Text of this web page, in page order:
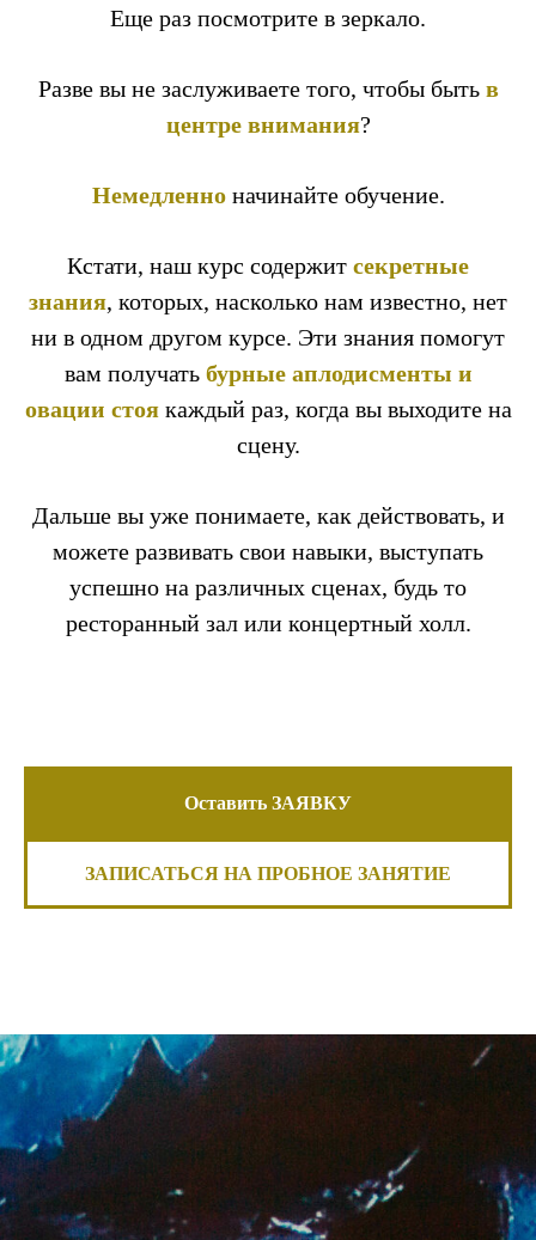
Еще раз посмотрите в зеркало.
Разве вы не заслуживаете того, чтобы быть в
центре внимания?
Немедленноначинайте обучение.
Кстати, наш курс содержит секретные
знания, которых, насколько нам известно, нет
ни в одном другом курсе. Эти знания помогут
вам получать бурные аплодисменты и
овации стоякаждый раз, когда вы выходите на
сцену.
Дальше вы уже понимаете, как действовать, и
можете развивать свои навыки, выступать
успешно на различных сценах, будь то
ресторанный зал или концертный холл.
Оставить ЗАЯВКУ
ЗАПИСАТЬСЯ НА ПРОБНОЕ ЗАНЯТИЕ